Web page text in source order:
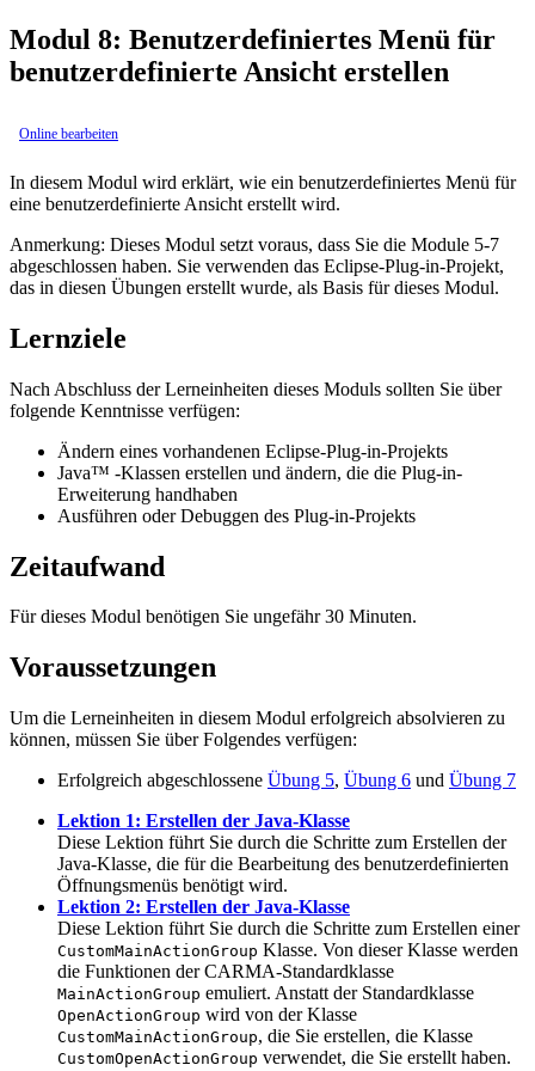
Modul 8: Benutzerdefiniertes Menü für
benutzerdefinierte Ansicht erstellen
Online bearbeiten
In diesem Modul wird erklärt, wie ein benutzerdefiniertes Menü für
eine benutzerdefinierte Ansicht erstellt wird.
Anmerkung: Dieses Modul setzt voraus, dass Sie die Module 5-7
abgeschlossen haben. Sie verwenden das Eclipse-Plug-in-Projekt,
das in diesen Übungen erstellt wurde, als Basis für dieses Modul.
Lernziele
Nach Abschluss der Lerneinheiten dieses Moduls sollten Sie über
folgende Kenntnisse verfügen:
Ändern eines vorhandenen Eclipse-Plug-in-Projekts
Java™ -Klassen erstellen und ändern, die die Plug-in-
Erweiterung handhaben
Ausführen oder Debuggen des Plug-in-Projekts
Zeitaufwand
Für dieses Modul benötigen Sie ungefähr 30 Minuten.
Voraussetzungen
Um die Lerneinheiten in diesem Modul erfolgreich absolvieren zu
können, müssen Sie über Folgendes verfügen:
Erfolgreich abgeschlossene Übung 5, Übung 6 und Übung 7
Lektion 1: Erstellen der Java-Klasse
Diese Lektion führt Sie durch die Schritte zum Erstellen der
Java-Klasse, die für die Bearbeitung des benutzerdefinierten
Öffnungsmenüs benötigt wird.
Lektion 2: Erstellen der Java-Klasse
Diese Lektion führt Sie durch die Schritte zum Erstellen einer
CustomMainActionGroup Klasse. Von dieser Klasse werden
die Funktionen der CARMA-Standardklasse
MainActionGroup emuliert. Anstatt der Standardklasse
OpenActionGroup wird von der Klasse
CustomMainActionGroup, die Sie erstellen, die Klasse
CustomOpenActionGroup verwendet, die Sie erstellt haben.